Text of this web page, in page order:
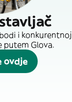
i konkurentnoj
putem Glova.
ovdje